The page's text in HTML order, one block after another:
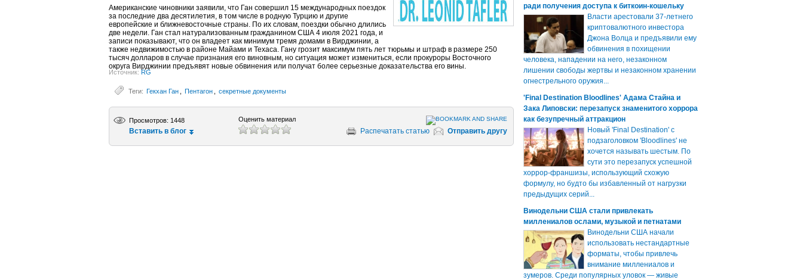
Американские чиновники заявили, что Ган совершил 15 международных поездок
за последние два десятилетия, в том числе в родную Турцию и другие
европейские и ближневосточные страны. По их словам, поездки обычно длились
две недели. Ган стал натурализованным гражданином США 4 июля 2021 года, и
записи показывают, что он владеет как минимум тремя домами в Вирджинии, а
также недвижимостью в районе Майами и Техаса. Гану грозит максимум пять лет тюрьмы и штраф в размере 250
тысяч долларов в случае признания его виновным, но ситуация может измениться, если прокуроры Восточного
округа Вирджинии предъявят новые обвинения или получат более серьезные доказательства его вины.
Источник: RG
Теги: Гекхан Ган Пентагон секретные документы
Просмотров: 1448
Вставить в блог
Оценить материал
Распечатать статью Отправить другу
ради получения доступа к биткоин-кошельку
Власти арестовали 37-летнего
криптовалютного инвестора
Джона Волца и предъявили ему
обвинения в похищении
человека, нападении на него, незаконном
лишении свободы жертвы и незаконном хранении
огнестрельного оружия...
'Final Destination Bloodlines' Адама Стайна и
Зака Липовски: перезапуск знаменитого хоррора
как безупречный аттракцион
Новый 'Final Destination' с
подзаголовком 'Bloodlines' не
хочется называть шестым. По
сути это перезапуск успешной
хоррор-франшизы, использующий схожую
формулу, но будто бы избавленный от нагрузки
предыдущих серий...
Винодельни США стали привлекать
миллениалов ослами, музыкой и петнатами
Винодельни США начали
использовать нестандартные
форматы, чтобы привлечь
внимание миллениалов и
зумеров. Среди популярных уловок — живые